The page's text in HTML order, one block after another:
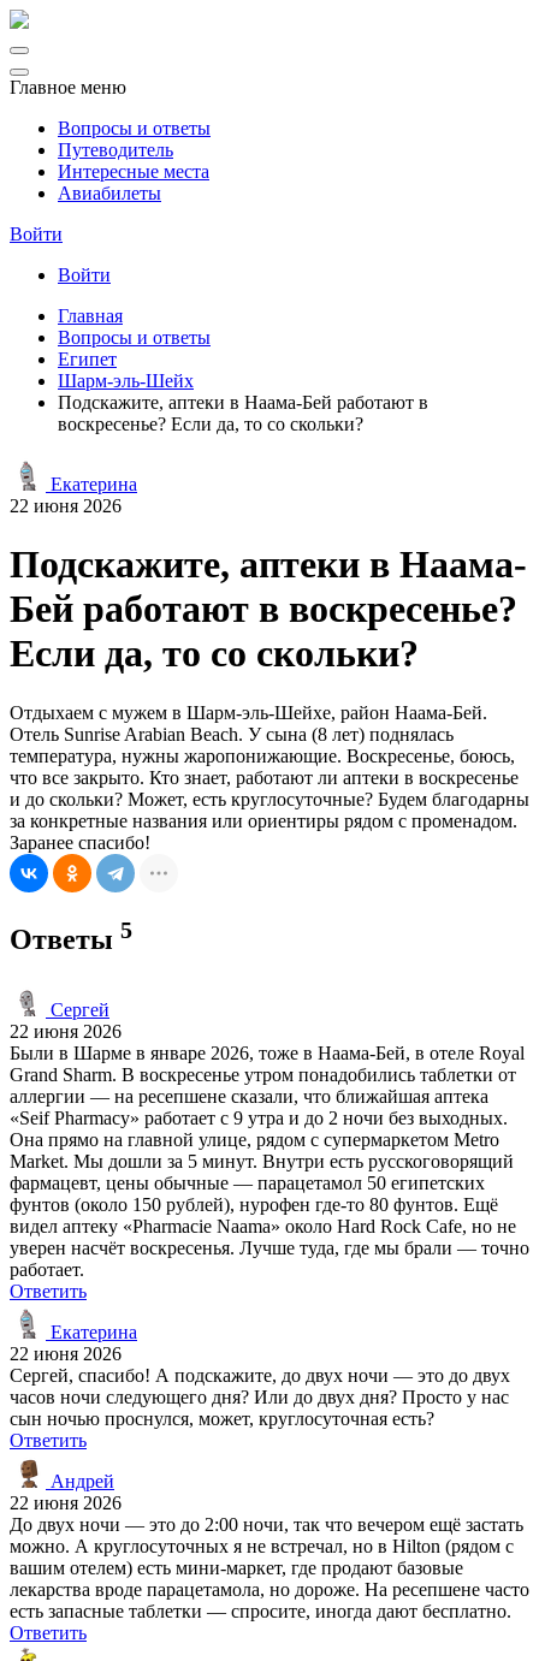
Главное меню
Вопросы и ответы
Путеводитель
Интересные места
Авиабилеты
Войти
Войти
Главная
Вопросы и ответы
Египет
Шарм-эль-Шейх
Подскажите, аптеки в Наама-Бей работают в
воскресенье? Если да, то со скольки?
Екатерина
22 июня 2026
Подскажите, аптеки в Наама-
Бей работают в воскресенье?
Если да, то со скольки?
Отдыхаем с мужем в Шарм-эль-Шейхе, район Наама-Бей.
Отель Sunrise Arabian Beach. У сына (8 лет) поднялась
температура, нужны жаропонижающие. Воскресенье, боюсь,
что все закрыто. Кто знает, работают ли аптеки в воскресенье
и до скольки? Может, есть круглосуточные? Будем благодарны
за конкретные названия или ориентиры рядом с променадом.
Заранее спасибо!
Ответы 5
Сергей
22 июня 2026
Были в Шарме в январе 2026, тоже в Наама-Бей, в отеле Royal
Grand Sharm. В воскресенье утром понадобились таблетки от
аллергии — на ресепшене сказали, что ближайшая аптека
«Seif Pharmacy» работает с 9 утра и до 2 ночи без выходных.
Она прямо на главной улице, рядом с супермаркетом Metro
Market. Мы дошли за 5 минут. Внутри есть русскоговорящий
фармацевт, цены обычные — парацетамол 50 египетских
фунтов (около 150 рублей), нурофен где-то 80 фунтов. Ещё
видел аптеку «Pharmacie Naama» около Hard Rock Cafe, но не
уверен насчёт воскресенья. Лучше туда, где мы брали — точно
работает.
Ответить
Екатерина
22 июня 2026
Сергей, спасибо! А подскажите, до двух ночи — это до двух
часов ночи следующего дня? Или до двух дня? Просто у нас
сын ночью проснулся, может, круглосуточная есть?
Ответить
Андрей
22 июня 2026
До двух ночи — это до 2:00 ночи, так что вечером ещё застать
можно. А круглосуточных я не встречал, но в Hilton (рядом с
вашим отелем) есть мини-маркет, где продают базовые
лекарства вроде парацетамола, но дороже. На ресепшене часто
есть запасные таблетки — спросите, иногда дают бесплатно.
Ответить